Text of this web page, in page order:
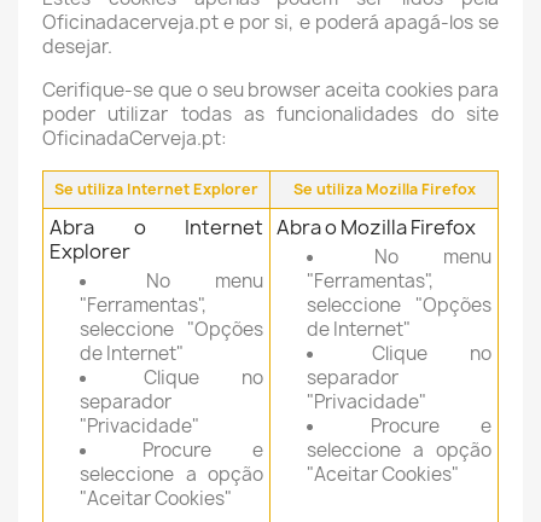
Oficinadacerveja.pt e por si, e poderá apagá-los se
desejar.
Cerifique-se que o seu browser aceita cookies para
poder utilizar todas as funcionalidades do site
OficinadaCerveja.pt:
Se utiliza Internet Explorer Se utiliza Mozilla Firefox
Abra o Internet
Explorer
No menu
"Ferramentas",
seleccione "Opções
de Internet"
Clique no
separador
"Privacidade"
Procure e
seleccione a opção
"Aceitar Cookies"
Abra o Mozilla Firefox
No menu
"Ferramentas",
seleccione "Opções
de Internet"
Clique no
separador
"Privacidade"
Procure e
seleccione a opção
"Aceitar Cookies"